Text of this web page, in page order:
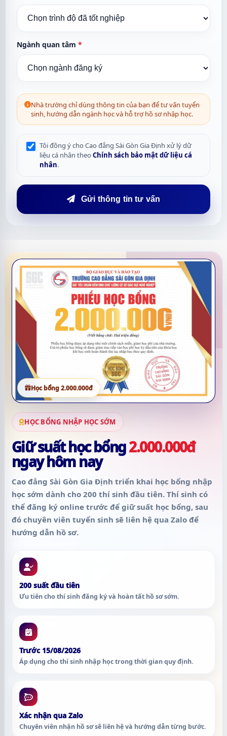
Ngành quan tâm *
Nhà trường chỉ dùng thông tin của bạn để tư vấn tuyển
sinh, hướng dẫn ngành học và hỗ trợ hồ sơ nhập học.
Tôi đồng ý cho Cao đẳng Sài Gòn Gia Định xử lý dữ
liệu cá nhân theo Chính sách bảo mật dữ liệu cá
nhân.
Gửi thông tin tư vấn
HỌC BỔNG NHẬP HỌC SỚM
Giữ suất học bổng2.000.000đ
ngay hôm nay
Cao đẳng Sài Gòn Gia Định triển khai học bổng nhập
học sớm dành cho 200 thí sinh đầu tiên. Thí sinh có
thể đăng ký online trước để giữ suất học bổng, sau
đó chuyên viên tuyển sinh sẽ liên hệ qua Zalo để
hướng dẫn hồ sơ.
200 suất đầu tiên
Ưu tiên cho thí sinh đăng ký và hoàn tất hồ sơ sớm.
Trước 15/08/2026
Áp dụng cho thí sinh nhập học trong thời gian quy định.
Xác nhận qua Zalo
Chuyên viên nhận hồ sơ sẽ liên hệ và hướng dẫn từng bước.
Học bổng 2.000.000đ